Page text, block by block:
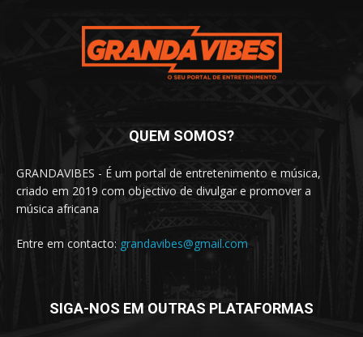
QUEM SOMOS?
GRANDAVIBES - É um portal de entretenimento e música,
criado em 2019 com objectivo de divulgar e promover a
música africana
Entre em contacto: grandavibes@gmail.com
SIGA-NOS EM OUTRAS PLATAFORMAS